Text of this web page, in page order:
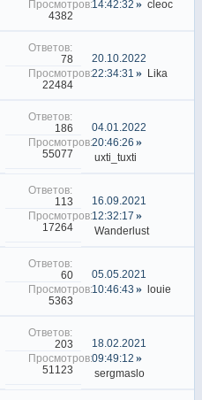
4382
14:42:32
cleoc
78
22484
20.10.2022
22:34:31
Lika
186
55077
04.01.2022
20:46:26
uxti_tuxti
113
17264
16.09.2021
12:32:17
Wanderlust
60
5363
05.05.2021
10:46:43
louie
203
51123
18.02.2021
09:49:12
sergmaslo